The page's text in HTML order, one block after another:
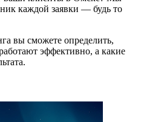
каждой заявки — будь то
вы сможете определить,
эффективно, а какие